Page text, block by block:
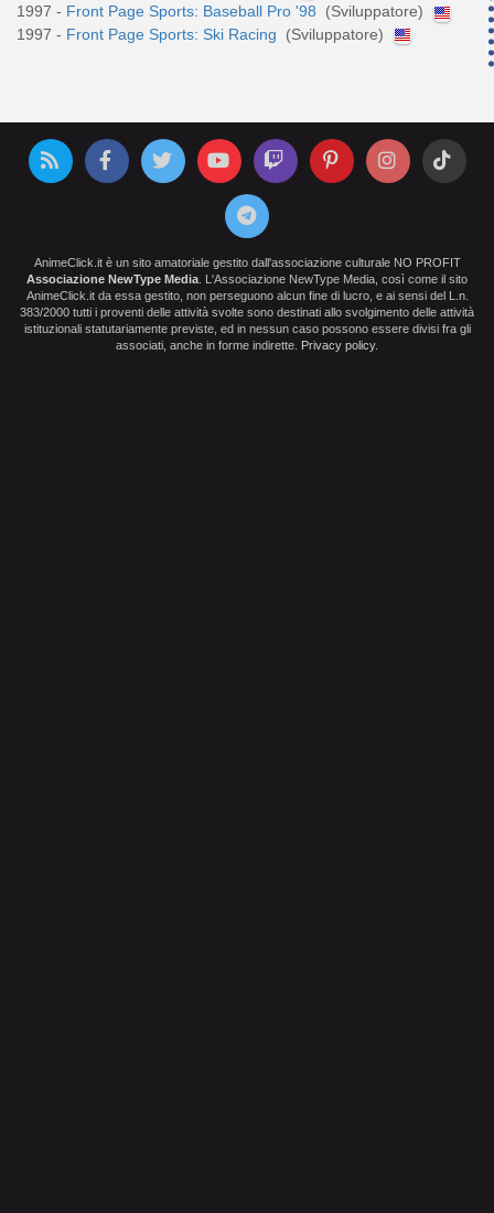
1997 - Front Page Sports: Baseball Pro '98
(Sviluppatore)
1997 - Front Page Sports: Ski Racing (Sviluppatore)
AnimeClick.it è un sito amatoriale gestito dall'associazione culturale NO PROFIT
Associazione NewType Media . L'Associazione NewType Media, così come il sito
AnimeClick.it da essa gestito, non perseguono alcun fine di lucro, e ai sensi del L.n.
383/2000 tutti i proventi delle attività svolte sono destinati allo svolgimento delle attività
istituzionali statutariamente previste, ed in nessun caso possono essere divisi fra gli
associati, anche in forme indirette. Privacy policy.